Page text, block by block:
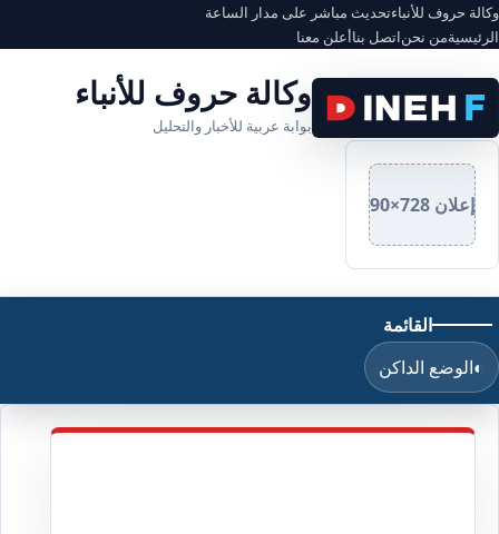
وكالة حروف للأنباءتحديث مباشر على مدار الساعة
الرئيسيةمن نحناتصل بناأعلن معنا
وكالة حروف للأنباء
بوابة عربية للأخبار والتحليل
إعلان 728×90
القائمة
◐الوضع الداكن